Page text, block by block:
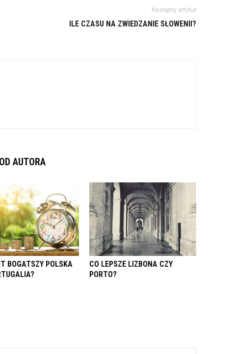
Następny artykuł
ILE CZASU NA ZWIEDZANIE SŁOWENII?
AUTORA
BOGATSZY POLSKA
CO LEPSZE LIZBONA CZY
PORTO?